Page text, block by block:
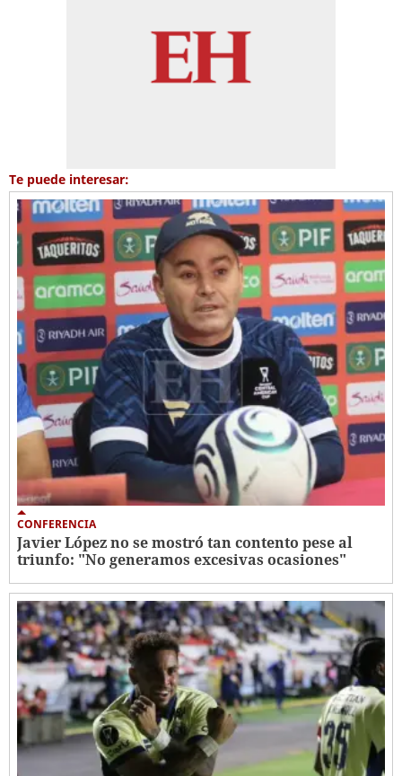
Te puede interesar:
CONFERENCIA
Javier López no se mostró tan contento pese al
triunfo: "No generamos excesivas ocasiones"